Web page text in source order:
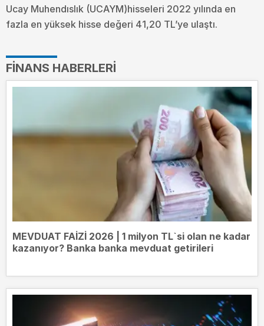
Ucay Muhendıslık (UCAYM)hisseleri 2022 yılında en
fazla en yüksek hisse değeri 41,20 TL’ye ulaştı.
FINANS HABERLERI
MEVDUAT FAİZİ 2026 | 1 milyon TL`si olan ne kadar
kazanıyor? Banka banka mevduat getirileri